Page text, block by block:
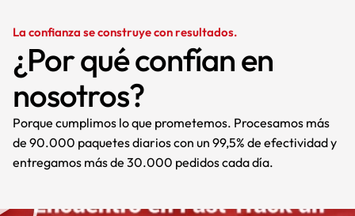
La confianza se construye con resultados.
¿Por qué confían en
nosotros?
Porque cumplimos lo que prometemos. Procesamos más
de 90.000 paquetes diarios con un 99,5% de efectividad y
entregamos más de 30.000 pedidos cada día.